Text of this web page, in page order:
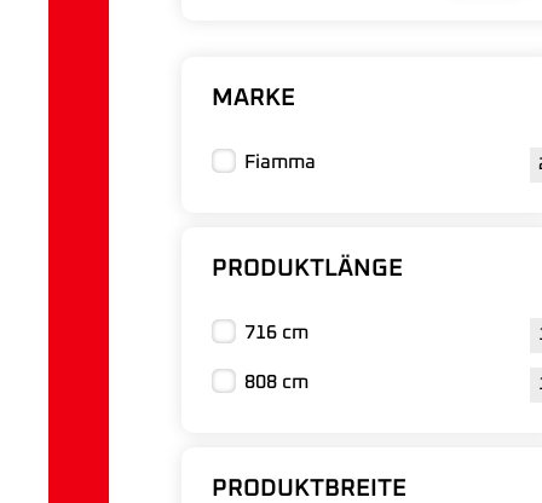
MARKE
Fiamma
PRODUKTLÄNGE
716 cm
808 cm
PRODUKTBREITE